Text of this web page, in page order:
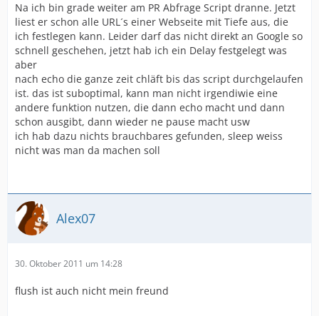
Na ich bin grade weiter am PR Abfrage Script dranne. Jetzt
liest er schon alle URL´s einer Webseite mit Tiefe aus, die
ich festlegen kann. Leider darf das nicht direkt an Google so
schnell geschehen, jetzt hab ich ein Delay festgelegt was
aber
nach echo die ganze zeit chläft bis das script durchgelaufen
ist. das ist suboptimal, kann man nicht irgendiwie eine
andere funktion nutzen, die dann echo macht und dann
schon ausgibt, dann wieder ne pause macht usw
ich hab dazu nichts brauchbares gefunden, sleep weiss
nicht was man da machen soll
Alex07
30. Oktober 2011 um 14:28
flush ist auch nicht mein freund